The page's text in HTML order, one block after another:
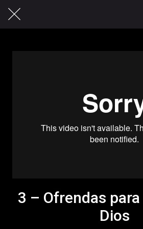
3 – Ofrendas
Dios